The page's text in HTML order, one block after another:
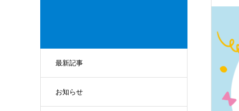
最新記事
お知らせ